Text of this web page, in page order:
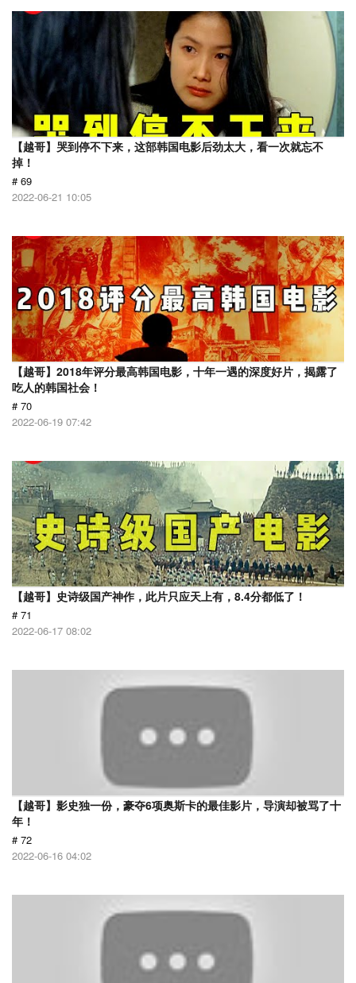
【越哥】哭到停不下来，这部韩国电影后劲太大，看一次就忘不
掉！
# 69
2022-06-21 10:05
【越哥】2018年评分最高韩国电影，十年一遇的深度好片，揭露了
吃人的韩国社会！
# 70
2022-06-19 07:42
【越哥】史诗级国产神作，此片只应天上有，8.4分都低了！
# 71
2022-06-17 08:02
【越哥】影史独一份，豪夺6项奥斯卡的最佳影片，导演却被骂了十
年！
# 72
2022-06-16 04:02